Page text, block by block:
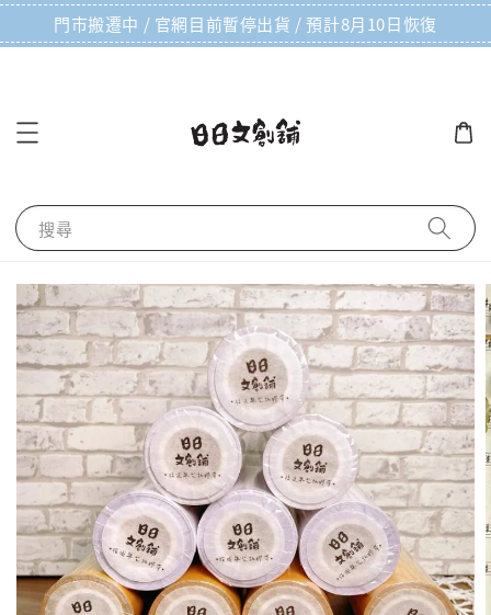
門市搬遷中 / 官網目前暫停出貨 / 預計8月10日恢復
搜尋